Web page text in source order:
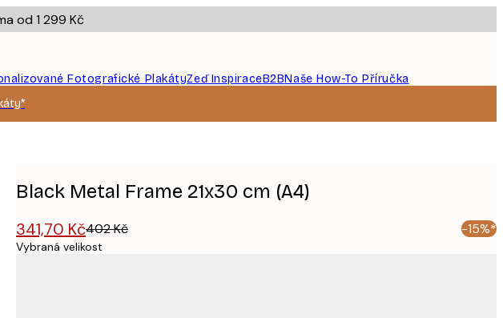
od 1 299 Kč
Fotografické PlakátyZeď InspiraceB2BNaše How-To Příručka
Black Metal Frame 21x30 cm (A4)
341,70 Kč402 Kč -15%*
Vybraná velikost